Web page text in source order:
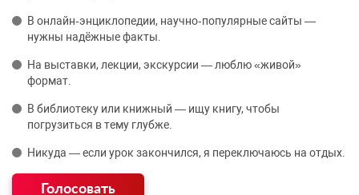
В онлайн‑энциклопедии, научно‑популярные сайты —
нужны надёжные факты.
На выставки, лекции, экскурсии — люблю «живой»
формат.
В библиотеку или книжный — ищу книгу, чтобы
погрузиться в тему глубже.
Никуда — если урок закончился, я переключаюсь на отдых.